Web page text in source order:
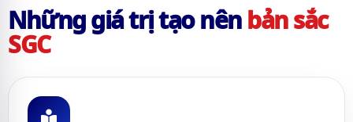
Những giá trị tạo nênbản sắc
SGC